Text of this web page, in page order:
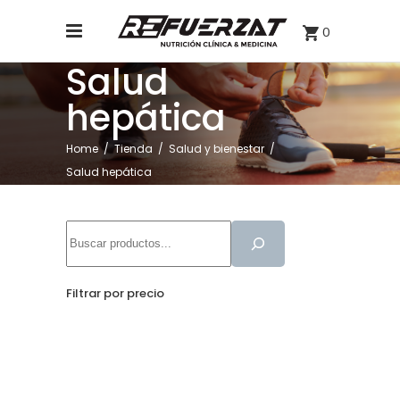
0
Salud
hepática
Home/Tienda / Salud y bienestar/
Salud hepática
Filtrar por precio